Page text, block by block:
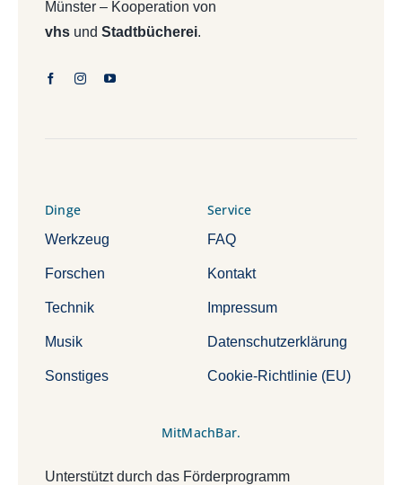
Münster – Kooperation von
vhsund Stadtbücherei.
Dinge
Werkzeug
Forschen
Technik
Musik
Sonstiges
Service
FAQ
Kontakt
Impressum
Datenschutzerklärung
Cookie-Richtlinie (EU)
MitMachBar.
Unterstützt durch das Förderprogramm